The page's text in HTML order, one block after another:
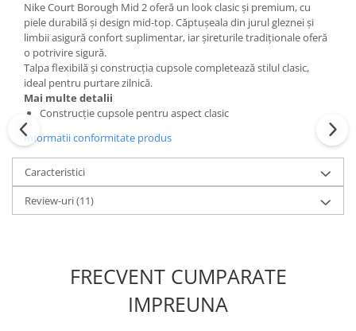
Nike Court Borough Mid 2 oferă un look clasic și premium, cu
piele durabilă și design mid-top. Căptușeala din jurul gleznei și
limbii asigură confort suplimentar, iar șireturile tradiționale oferă
o potrivire sigură.
Talpa flexibilă și construcția cupsole completează stilul clasic,
ideal pentru purtare zilnică.
Mai multe detalii
Construcție cupsole pentru aspect clasic
Informatii conformitate produs
Caracteristici
Review-uri(11)
FRECVENT CUMPARATE
IMPREUNA